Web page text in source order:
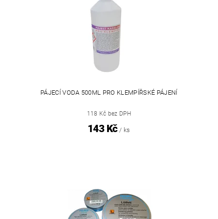
PÁJECÍ VODA 500ML PRO KLEMPÍŘSKÉ PÁJENÍ
118 Kč bez DPH
143 Kč / ks